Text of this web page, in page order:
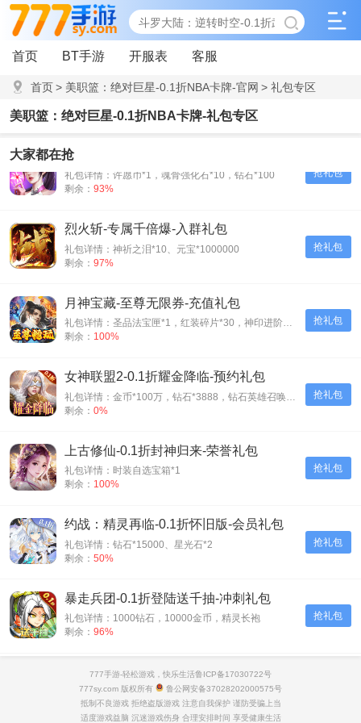
首页 BT手游 开服表 客服
首页> 美职篮：绝对巨星-0.1折NBA卡牌-官网 > 礼包专区
美职篮：绝对巨星-0.1折NBA卡牌-礼包专区
大家都在抢
抢礼包
斗罗大陆：武魂觉醒-首充礼包
礼包详情：许愿币*1，魂骨强化石*10，钻石*100
剩余： 93%
抢礼包
烈火斩-专属千倍爆-入群礼包
礼包详情：神祈之泪*10、元宝*1000000
剩余： 97%
抢礼包
月神宝藏-至尊无限券-充值礼包
礼包详情：圣品法宝匣*1，红装碎片*30，神印进阶石*30
剩余： 100%
抢礼包
女神联盟2-0.1折耀金降临-预约礼包
剩余： 0%
抢礼包
上古修仙-0.1折封神归来-荣誉礼包
礼包详情：时装自选宝箱*1
剩余： 100%
抢礼包
约战：精灵再临-0.1折怀旧版-会员礼包
礼包详情：钻石*15000、星光石*2
剩余： 50%
抢礼包
暴走兵团-0.1折登陆送千抽-冲刺礼包
礼包详情：1000钻石，10000金币，精灵长袍
剩余： 96%
神兽连萌-永久0.1折-延期礼包
礼包详情：高级召唤券*10
剩余：100%
777手游-轻松游戏，快乐生活鲁ICP备17030722号
777sy.com 版权所有
鲁公网安备37028202000575号
抵制不良游戏 拒绝盗版游戏 注意自我保护 谨防受骗上当
适度游戏益脑 沉迷游戏伤身 合理安排时间 享受健康生活